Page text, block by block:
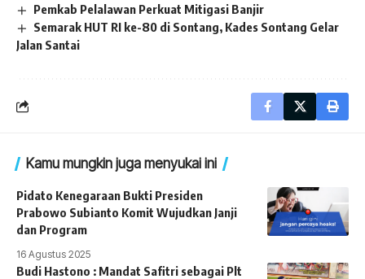
Pemkab Pelalawan Perkuat Mitigasi Banjir
Semarak HUT RI ke-80 di Sontang, Kades Sontang Gelar
Jalan Santai
Kamu mungkin juga menyukai ini
Pidato Kenegaraan Bukti Presiden
Prabowo Subianto Komit Wujudkan Janji
dan Program
16 Agustus 2025
Budi Hastono : Mandat Safitri sebagai Plt